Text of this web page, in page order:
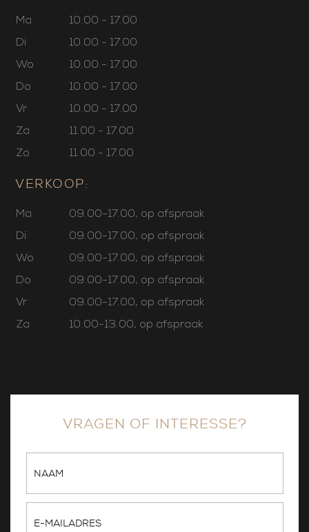
Ma
10.00 - 17.00
Di
10.00 - 17.00
Wo
10.00 - 17.00
Do
10.00 - 17.00
Vr
10.00 - 17.00
Za
11.00 - 17.00
Zo
11.00 - 17.00
VERKOOP:
Ma
09.00-17.00, op afspraak
Di
09.00-17.00, op afspraak
Wo
09.00-17.00, op afspraak
Do
09.00-17.00, op afspraak
Vr
09.00-17.00, op afspraak
Za
10.00-13.00, op afspraak
VRAGEN OF INTERESSE?